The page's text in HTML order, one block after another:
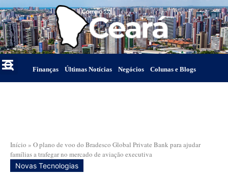
Finanças Últimas Notícias Negócios Colunas e Blogs
Início » O plano de voo do Bradesco Global Private Bank para ajudar
famílias a trafegar no mercado de aviação executiva
Novas Tecnologias